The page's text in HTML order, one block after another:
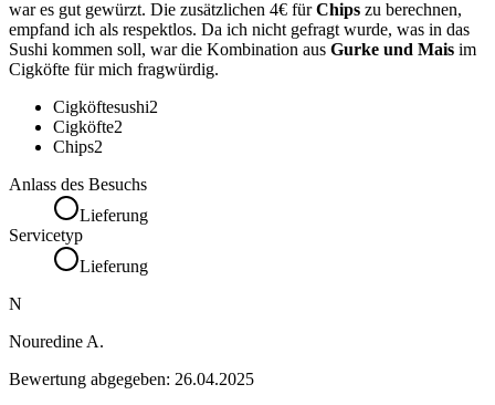
war es gut gewürzt. Die zusätzlichen 4€ fürChips zu berechnen,
empfand ich als respektlos. Da ich nicht gefragt wurde, was in das
Sushi kommen soll, war die Kombination aus Gurke und Mais im
Cigköfte für mich fragwürdig.
Cigköftesushi2
Cigköfte2
Chips2
Anlass des Besuchs
Lieferung
Servicetyp
Lieferung
N
Nouredine A.
Bewertung abgegeben: 26.04.2025